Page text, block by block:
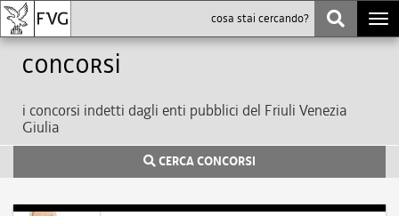
Concorsi
i concorsi indetti dagli enti pubblici del Friuli Venezia
Giulia
CERCA CONCORSI